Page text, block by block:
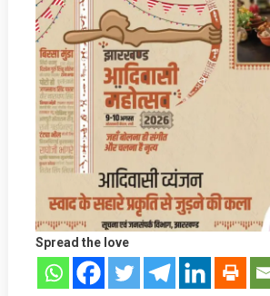
Spread the love